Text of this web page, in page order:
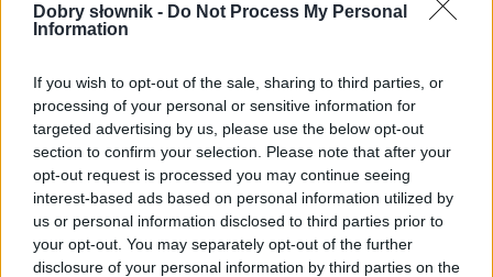
Dobry słownik - Do Not Process My Personal
Information
If you wish to opt-out of the sale, sharing to third parties, or
processing of your personal or sensitive information for
targeted advertising by us, please use the below opt-out
section to confirm your selection. Please note that after your
opt-out request is processed you may continue seeing
interest-based ads based on personal information utilized by
us or personal information disclosed to third parties prior to
your opt-out. You may separately opt-out of the further
disclosure of your personal information by third parties on the
Pozostały wątpliwości? Brakuje czegoś w haśle?
Zobacz, co zyskują abonenci Dobrego słownika.
SPRAWDŹ